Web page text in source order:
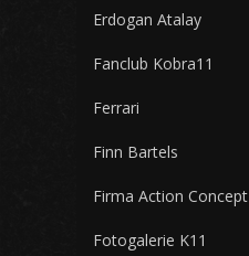
Erdogan Atalay
Fanclub Kobra11
Ferrari
Finn Bartels
Firma Action Concept
Fotogalerie K11